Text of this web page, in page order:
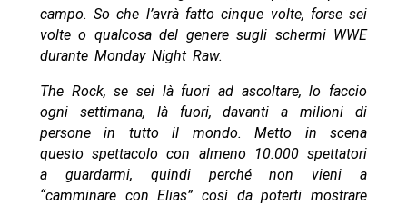
campo. So che l’avrà fatto cinque volte, forse sei
volte o qualcosa del genere sugli schermi WWE
durante Monday Night Raw.
The Rock, se sei là fuori ad ascoltare, lo faccio
ogni settimana, là fuori, davanti a milioni di
persone in tutto il mondo. Metto in scena
questo spettacolo con almeno 10.000 spettatori
a guardarmi, quindi perché non vieni a
“camminare con Elias” così da poterti mostrare